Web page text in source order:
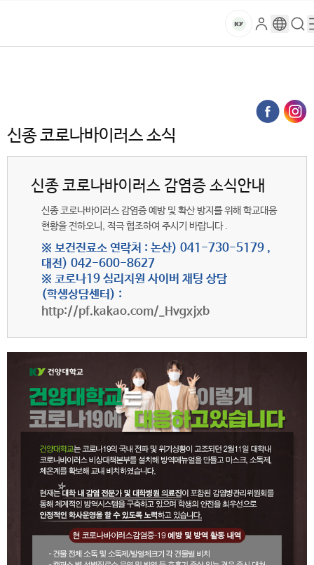
건
학
교
마
로
그
구
글
검
색
뉴
경
신종 코로나바이러스 소식
신종 코로나바이러스 감염증 소식안내
신종 코로나바이러스 감염증 예방 및 확산 방지를 위해 학교대응
현황을 전하오니, 적극 협조하여 주시기 바랍니다 .
※ 보건진료소 연락처 : 논산) 041-730-5179 ,
대전) 042-600-8627
※ 코로나19 심리지원 사이버 채팅 상담
(학생상담센터) :
http://pf.kakao.com/_Hvgxjxb